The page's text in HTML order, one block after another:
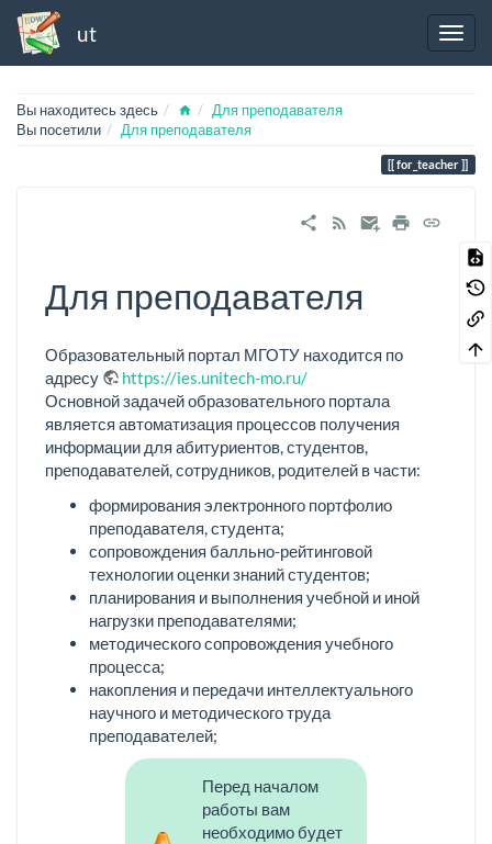
ut
Вы находитесь здесь HomeДля преподавателя
Вы посетили
Для преподавателя
for_teacher
Для преподавателя
Образовательный портал МГОТУ находится по
адресу
https://ies.unitech-mo.ru/
Основной задачей образовательного портала
является автоматизация процессов получения
информации для абитуриентов, студентов,
преподавателей, сотрудников, родителей в части:
формирования электронного портфолио
преподавателя, студента;
сопровождения балльно-рейтинговой
технологии оценки знаний студентов;
планирования и выполнения учебной и иной
нагрузки преподавателями;
методического сопровождения учебного
процесса;
накопления и передачи интеллектуального
научного и методического труда
преподавателей;
Перед началом
работы вам
необходимо будет